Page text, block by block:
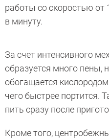
работы со скоростью от
в минуту.
За счет интенсивного
образуется много пены,
обогащается
чего быстрее портится.
пить сразу после
Кроме того,